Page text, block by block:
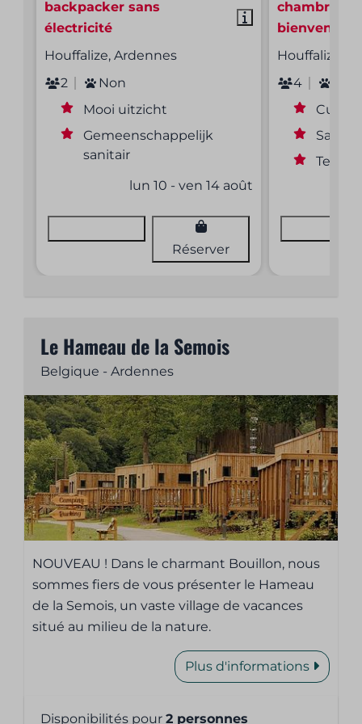
backpacker sans
électricité
Houffalize, Ardennes
2
Non
Mooi uitzicht
Gemeenschappelijk
sanitair
lun 10 - ven 14 août
Réserver
chambres |
bienvenus
Houffalize,
4
Salle
Le Hameau de la Semois
Belgique - Ardennes
NOUVEAU ! Dans le charmant Bouillon, nous
sommes fiers de vous présenter le Hameau
de la Semois, un vaste village de vacances
situé au milieu de la nature.
Plus d'informations
Disponibilités pour2 personnes